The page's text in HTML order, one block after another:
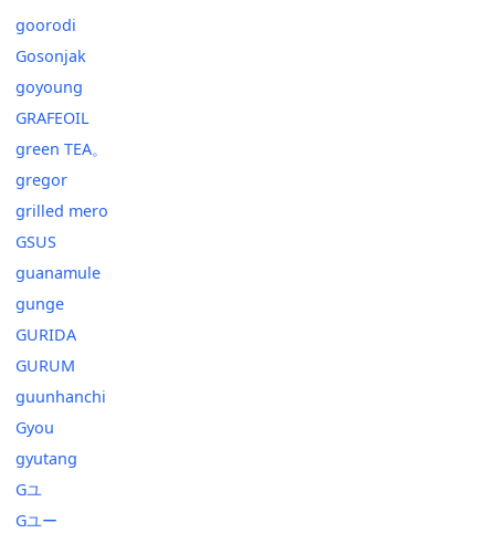
goorodi
Gosonjak
goyoung
GRAFEOIL
green TEA。
gregor
grilled mero
GSUS
guanamule
gunge
GURIDA
GURUM
guunhanchi
Gyou
gyutang
Gユ
Gユー